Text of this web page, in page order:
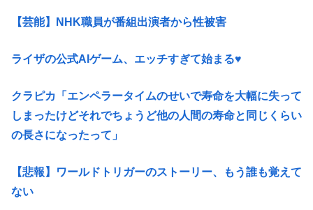
【芸能】NHK職員が番組出演者から性被害
ライザの公式AIゲーム、エッチすぎて始まる♥
クラピカ「エンペラータイムのせいで寿命を大幅に失って
しまったけどそれでちょうど他の人間の寿命と同じくらい
の長さになったって」
【悲報】ワールドトリガーのストーリー、もう誰も覚えて
ない